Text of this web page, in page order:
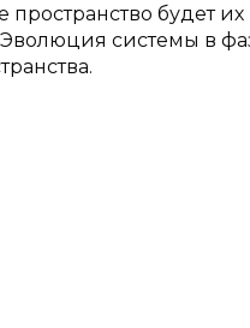
будет их
Эволюция системы в